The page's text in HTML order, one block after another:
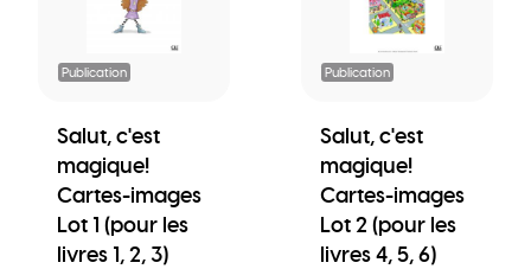
Publication
Salut, c'est
magique!
Cartes-images
Lot 1 (pour les
livres 1, 2, 3)
Publication
Salut, c'est
magique!
Cartes-images
Lot 2 (pour les
livres 4, 5, 6)